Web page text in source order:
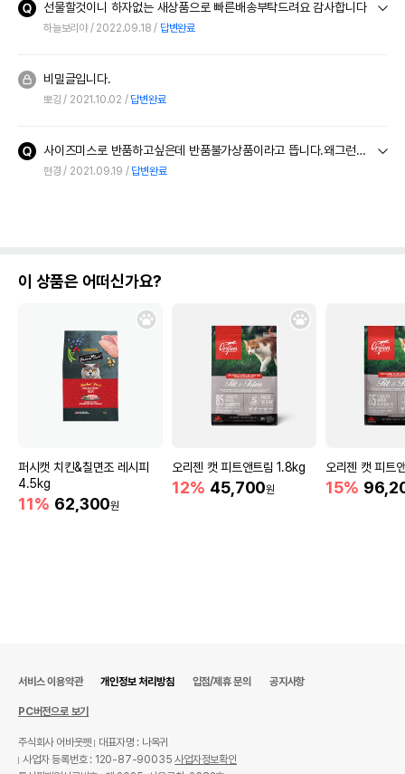
선물할것이니 하자없는 새상품으로 빠른배송부탁드려요 감사합니다
하늘보리야 2022.09.18 답변완료
비밀글입니다.
뽀깅 2021.10.02 답변완료
사이즈미스로 반품하고싶은데 반품불가상품이라고 뜹니다.왜그런가요.
현경 2021.09.19 답변완료
이 상품은 어떠신가요?
퍼시캣 치킨&칠면조 레시피
4.5kg
11% 62,300원
오리젠 캣 피트앤트림 1.8kg
12% 45,700원
오리젠 캣 피트
15%
서비스 이용약관 개인정보 처리방침 입점/제휴 문의 공지사항
PC버전으로 보기
주식회사 어바웃펫
대표자명 : 나옥귀
사업자 등록번호 : 120-87-90035사업자정보확인